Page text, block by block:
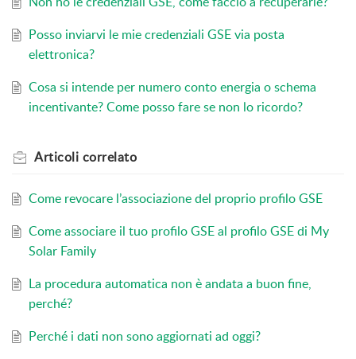
Posso inviarvi le mie credenziali GSE via posta
elettronica?
Cosa si intende per numero conto energia o schema
incentivante? Come posso fare se non lo ricordo?
Articoli correlato
Come revocare l’associazione del proprio profilo GSE
Come associare il tuo profilo GSE al profilo GSE di My
Solar Family
La procedura automatica non è andata a buon fine,
perché?
Perché i dati non sono aggiornati ad oggi?